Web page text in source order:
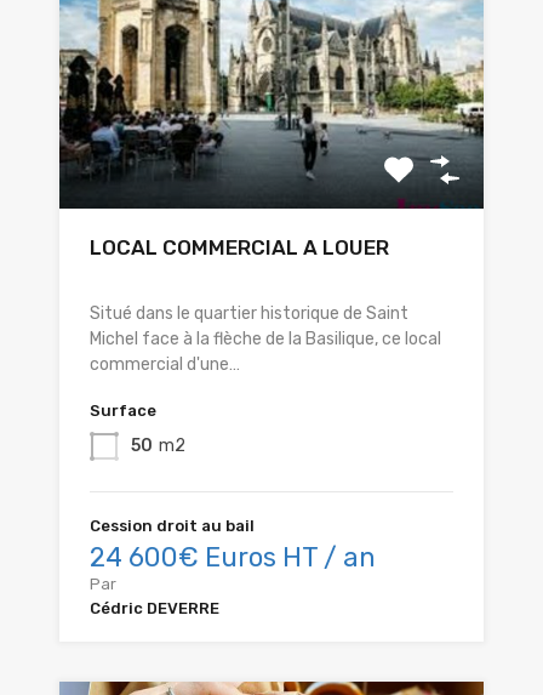
LOCAL COMMERCIAL A LOUER
Situé dans le quartier historique de Saint
Michel face à la flèche de la Basilique, ce local
commercial d'une…
Surface
50 m2
Cession droit au bail
24 600€ Euros HT / an
Par
Cédric DEVERRE